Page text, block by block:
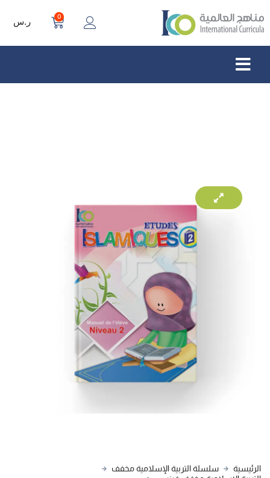
0 ر.س
الرئيسية
سلسلة التربية الإسلامية مخفف